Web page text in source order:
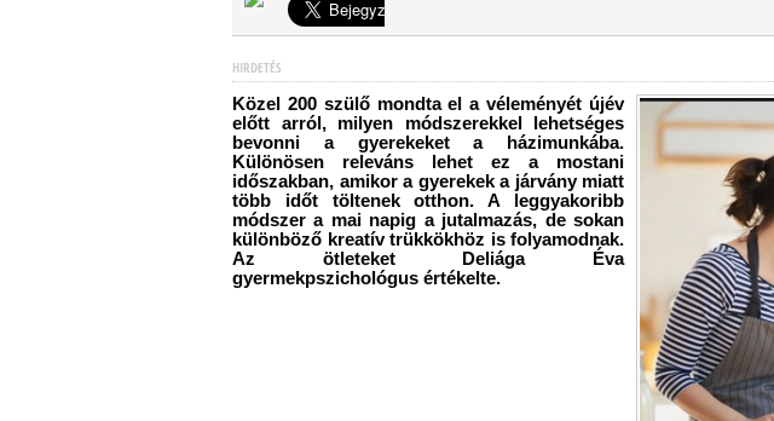
HIRDETÉS
Közel 200 szülő mondta el a véleményét újév
előtt arról, milyen módszerekkel lehetséges
bevonni a gyerekeket a házimunkába.
Különösen releváns lehet ez a mostani
időszakban, amikor a gyerekek a járvány miatt
több időt töltenek otthon. A leggyakoribb
módszer a mai napig a jutalmazás, de sokan
különböző kreatív trükkökhöz is folyamodnak.
Az ötleteket Deliága Éva
gyermekpszichológus értékelte.